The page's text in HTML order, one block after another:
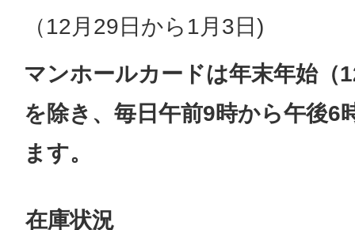
（12月29日から1月3日)
マンホールカードは年末年始（
を除き、毎日午前9時から午後6
ます。
在庫状況